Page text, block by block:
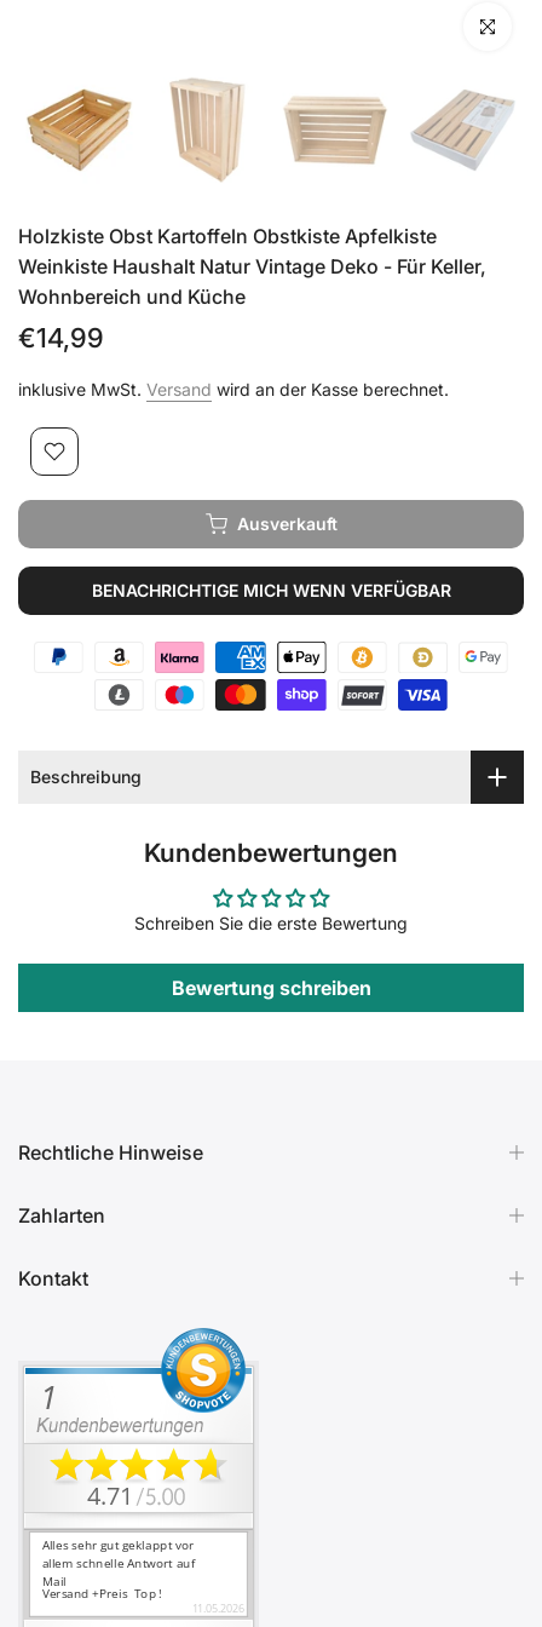
Klicken
Holzkiste Obst Kartoffeln Obstkiste Apfelkiste
Weinkiste Haushalt Natur Vintage Deko - Für Keller,
Wohnbereich und Küche
€14,99
inklusive MwSt. Versand wird an der Kasse berechnet.
Ausverkauft
BENACHRICHTIGE MICH WENN VERFÜGBAR
Beschreibung
Kundenbewertungen
Schreiben Sie die erste Bewertung
Bewertung schreiben
Rechtliche Hinweise
Zahlarten
Kontakt